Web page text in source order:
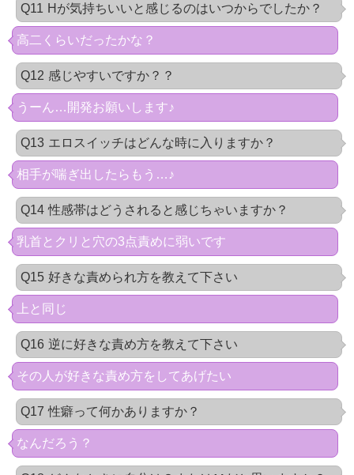
Q11 Hが気持ちいいと感じるのはいつからでしたか？
高二くらいだったかな？
Q12 感じやすいですか？？
うーん…開発お願いします♪
Q13 エロスイッチはどんな時に入りますか？
相手が喘ぎ出したらもう…♪
Q14 性感帯はどうされると感じちゃいますか？
乳首とクリと穴の3点責めに弱いです
Q15 好きな責められ方を教えて下さい
上と同じ
Q16 逆に好きな責め方を教えて下さい
その人が好きな責め方をしてあげたい
Q17 性癖って何かありますか？
なんだろう？